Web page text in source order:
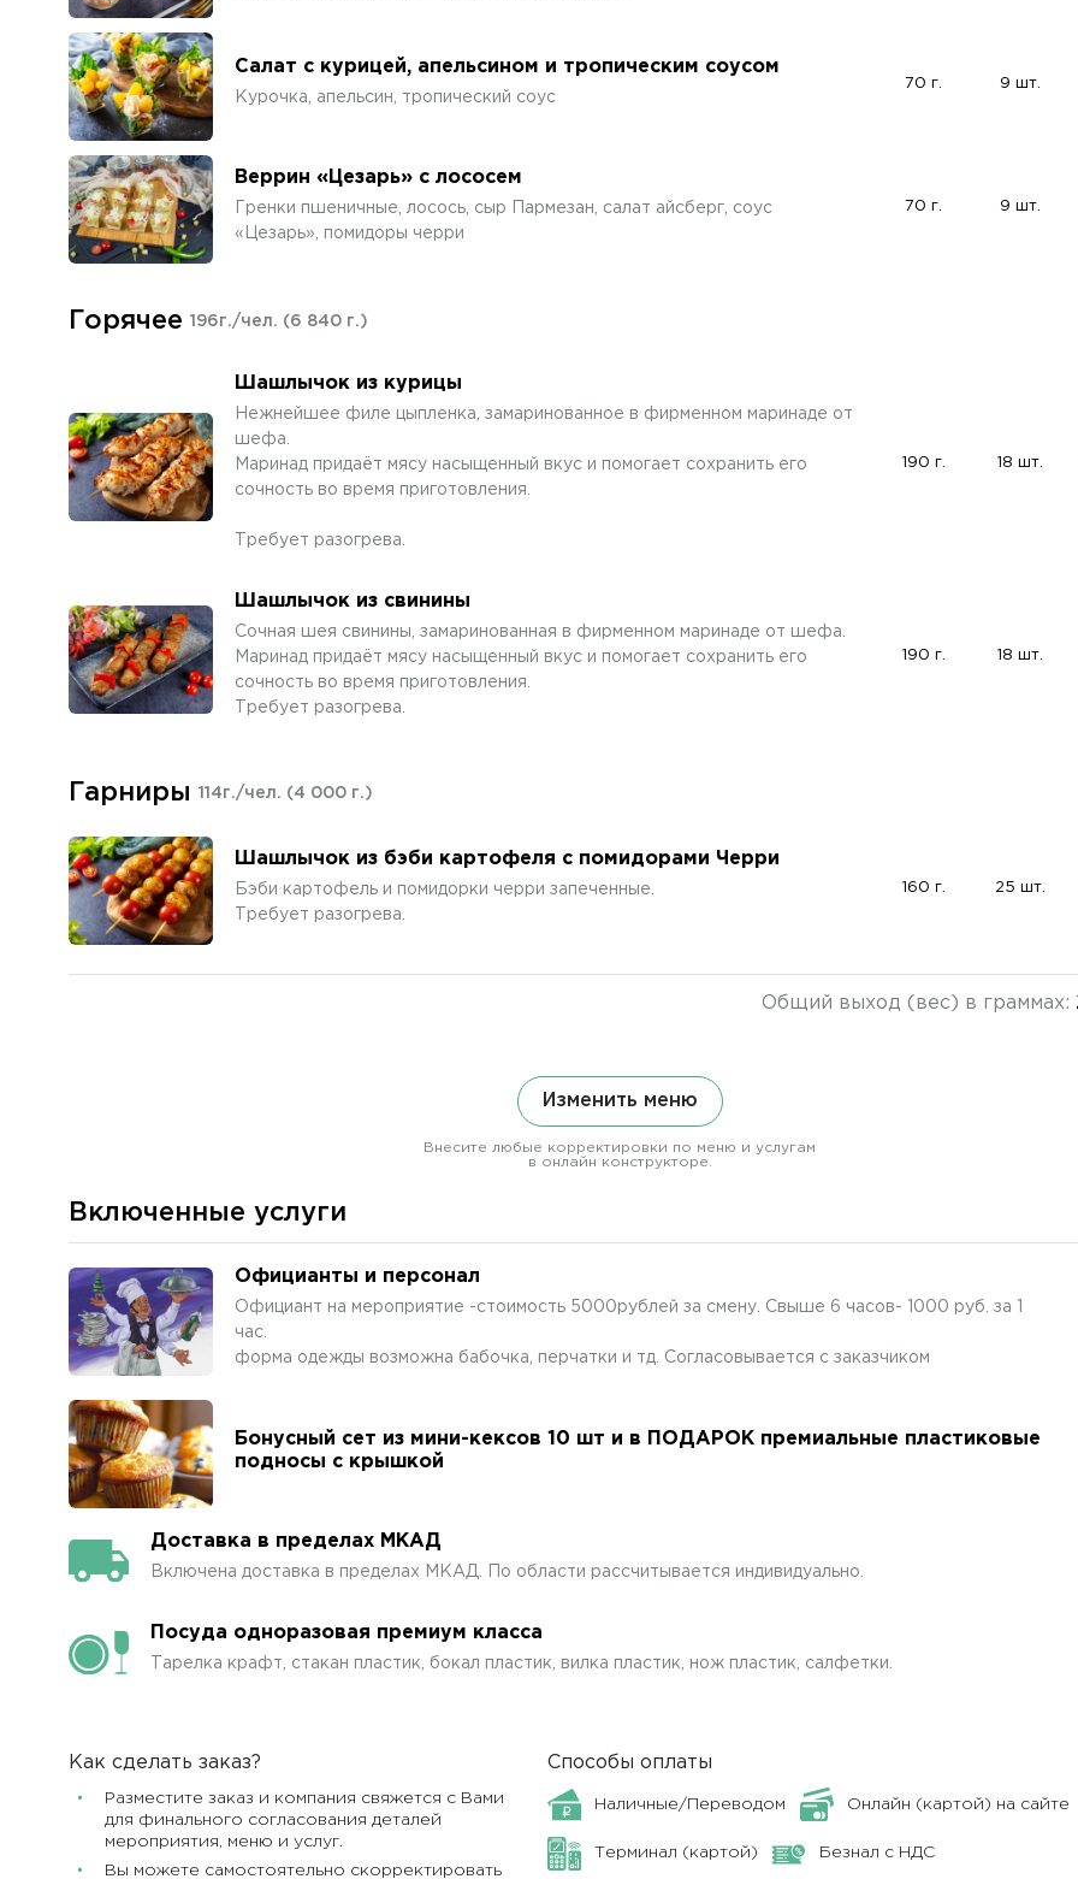
Салат с курицей, апельсином и тропическим соусом
Курочка, апельсин, тропический соус
70 г. 9 шт.
Веррин «Цезарь» с лососем
Гренки пшеничные, лосось, сыр Пармезан, салат айсберг, соус
«Цезарь», помидоры черри
70 г. 9 шт.
Горячее 196г./чел. (6 840 г.)
Шашлычок из курицы
Нежнейшее филе цыпленка, замаринованное в фирменном маринаде от
шефа.
Маринад придаёт мясу насыщенный вкус и помогает сохранить его
сочность во время приготовления.
Требует разогрева.
190 г. 18 шт.
Шашлычок из свинины
Сочная шея свинины, замаринованная в фирменном маринаде от шефа.
Маринад придаёт мясу насыщенный вкус и помогает сохранить его
сочность во время приготовления.
Требует разогрева.
190 г. 18 шт.
Гарниры 114г./чел. (4 000 г.)
Шашлычок из бэби картофеля с помидорами Черри
Бэби картофель и помидорки черри запеченные.
Требует разогрева.
160 г. 25 шт.
Общий выход (вес) в граммах:
Изменить меню
Внесите любые корректировки по меню и услугам
в онлайн конструкторе.
Включенные услуги
Официанты и персонал
Официант на мероприятие -стоимость 5000рублей за смену. Свыше 6 часов- 1000 руб. за 1
час.
форма одежды возможна бабочка, перчатки и тд. Согласовывается с заказчиком
Бонусный сет из мини-кексов 10 шт и в ПОДАРОК премиальные пластиковые
подносы с крышкой
Доставка в пределах МКАД
Включена доставка в пределах МКАД. По области рассчитывается индивидуально.
Посуда одноразовая премиум класса
Тарелка крафт, стакан пластик, бокал пластик, вилка пластик, нож пластик, салфетки.
Как сделать заказ?
Разместите заказ и компания свяжется с Вами
для финального согласования деталей
мероприятия, меню и услуг.
Вы можете самостоятельно скорректировать
Способы оплаты
Наличные/Переводом Онлайн (картой) на сайте
Терминал (картой) Безнал с НДС